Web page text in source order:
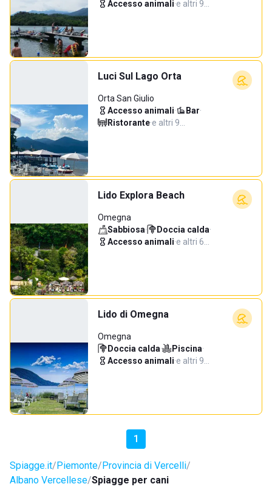
Accesso animali·e altri 9…
Luci Sul Lago Orta
Orta San Giulio
Accesso animali· Bar·
Ristorante·e altri 9…
Lido Explora Beach
Omegna
Sabbiosa· Doccia calda·
Accesso animali·e altri 6…
Lido di Omegna
Omegna
Doccia calda· Piscina·
Accesso animali·e altri 9…
1
Spiagge.it Piemonte Provincia di Vercelli
Albano Vercellese Spiagge per cani